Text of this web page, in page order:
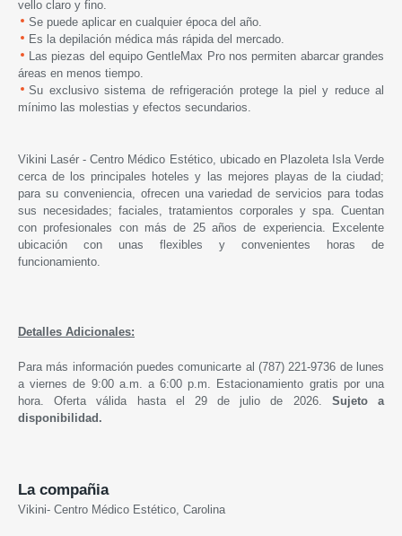
vello claro y fino.
Se puede aplicar en cualquier época del año.
Es la depilación médica más rápida del mercado.
Las piezas del equipo GentleMax Pro nos permiten abarcar grandes
áreas en menos tiempo.
Su exclusivo sistema de refrigeración protege la piel y reduce al
mínimo las molestias y efectos secundarios.
Vikini Lasér - Centro Médico Estético, ubicado en Plazoleta Isla Verde
cerca de los principales hoteles y las mejores playas de la ciudad;
para su conveniencia, ofrecen una variedad de servicios para todas
sus necesidades; faciales, tratamientos corporales y spa. Cuentan
con profesionales con más de 25 años de experiencia. Excelente
ubicación con unas flexibles y convenientes horas de
funcionamiento.
Detalles Adicionales:
Para más información puedes comunicarte al (787) 221-9736 de lunes
a viernes de 9:00 a.m. a 6:00 p.m. Estacionamiento gratis por una
hora.
Oferta válida hasta el 29 de julio de 2026.
Sujeto a
disponibilidad.
La compañia
Vikini- Centro Médico Estético, Carolina